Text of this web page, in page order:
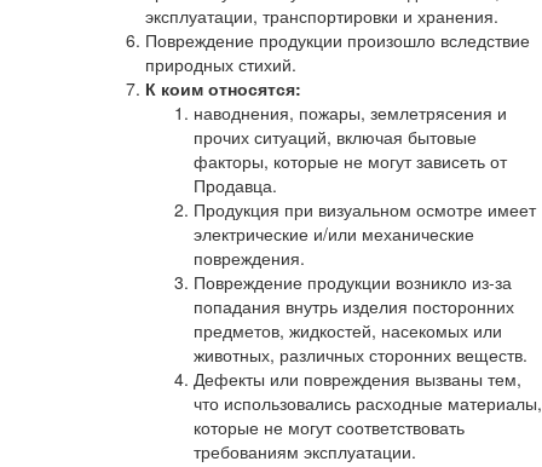
эксплуатации, транспортировки и хранения.
Повреждение продукции произошло вследствие
природных стихий.
К коим относятся:
наводнения, пожары, землетрясения и
прочих ситуаций, включая бытовые
факторы, которые не могут зависеть от
Продавца.
Продукция при визуальном осмотре имеет
электрические и/или механические
повреждения.
Повреждение продукции возникло из-за
попадания внутрь изделия посторонних
предметов, жидкостей, насекомых или
животных, различных сторонних веществ.
Дефекты или повреждения вызваны тем,
что использовались расходные материалы,
которые не могут соответствовать
требованиям эксплуатации.